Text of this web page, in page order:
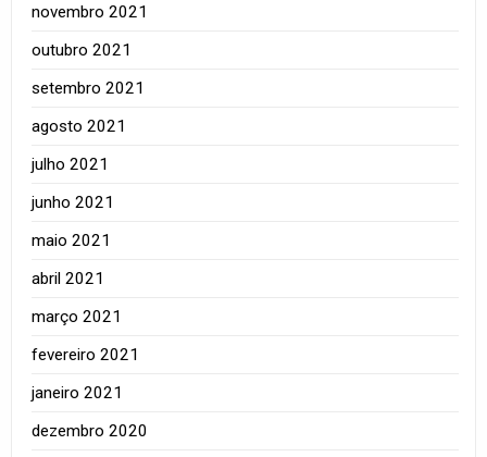
novembro 2021
outubro 2021
setembro 2021
agosto 2021
julho 2021
junho 2021
maio 2021
abril 2021
março 2021
fevereiro 2021
janeiro 2021
dezembro 2020